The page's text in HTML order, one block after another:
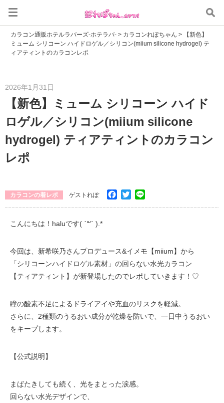
カラコン通販ホテルラバーズ-ホテラバ- > カラコンれぽちゃん >
【新色】
ミューム シリコーン ハイドロゲル／シリコン(miium silicone hydrogel) テ
ィアティントのカラコンレポ
2026年1月31日
【新色】ミューム シリコーン ハイド
ロゲル／シリコン(miium silicone
hydrogel) ティアティントのカラコン
レポ
カラコンの着レポ ゲストれぽ Facebook
Twitter
こんにちは！haluです( ˊ꒳ˋ ).*
今回は、新希咲乃さんプロデュース&イメモ【miium】から
「シリコーンハイドロゲル素材」の回らない水光カラコン
【ティアティント】が新登場したのでレポしていきます！♡
瞳の酸素不足によるドライアイや充血のリスクを軽減。
さらに、2種類のうるおい成分が乾燥を防いで、一日中うるおい
をキープします。
【公式説明】
まばたきしても続く、光をまとった涙感。
回らない水光デザインで、